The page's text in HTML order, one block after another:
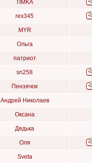
TIMKA
rex345
MYR
Ольга
патриот
sn258
Пензячок
Андрей Николаев
Оксана
Дядька
Оля
Sveta